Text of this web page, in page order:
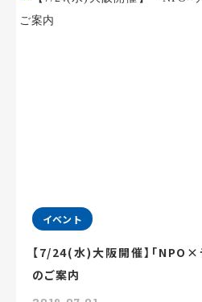
イベント
【7/24(水)大阪開催】「NPO×
のご案内